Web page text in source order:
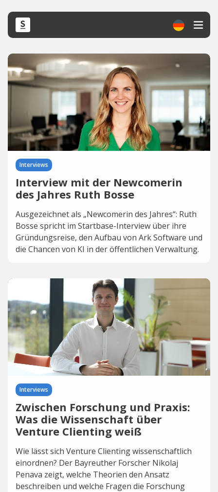
Interviews
Interview mit der Newcomerin
des Jahres Ruth Bosse
Ausgezeichnet als „Newcomerin des Jahres“: Ruth
Bosse spricht im Startbase-Interview über ihre
Gründungsreise, den Aufbau von Ark Software und
die Chancen von KI in der öffentlichen Verwaltung.
Interviews
Zwischen Forschung und Praxis:
Was die Wissenschaft über
Venture Clienting weiß
Wie lässt sich Venture Clienting wissenschaftlich
einordnen? Der Bayreuther Forscher Nikolaj
Penava zeigt, welche Theorien den Ansatz
beschreiben und welche Fragen die Forschung